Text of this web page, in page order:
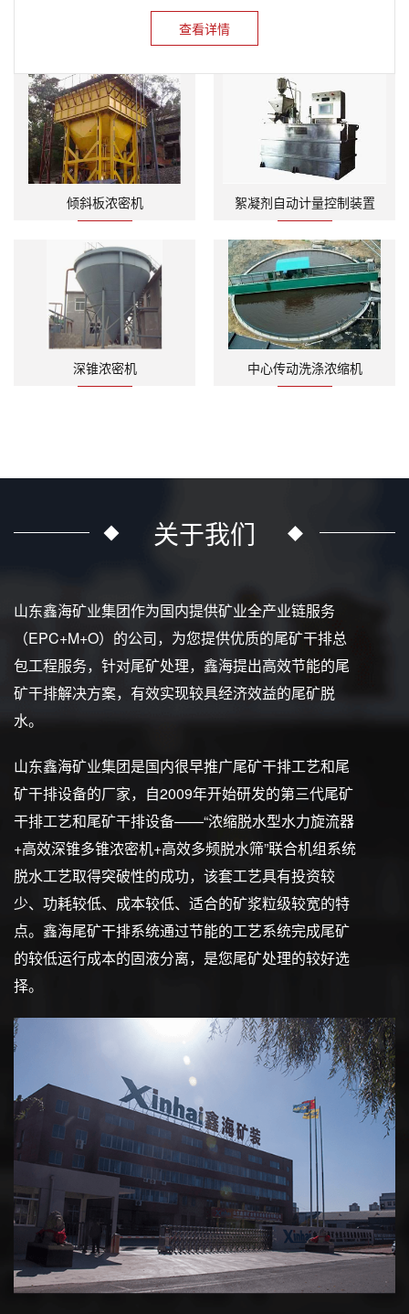
查看详情
倾斜板浓密机
深锥浓密机
絮凝剂自动计量控制装置
中心传动洗涤浓缩机
关于我们
山东鑫海矿业集团作为国内提供矿业全产业链服务
（EPC+M+O）的公司，为您提供优质的尾矿干排总
包工程服务，针对尾矿处理，鑫海提出高效节能的尾
矿干排解决方案，有效实现较具经济效益的尾矿脱
水。
山东鑫海矿业集团是国内很早推广尾矿干排工艺和尾
矿干排设备的厂家，自2009年开始研发的第三代尾矿
干排工艺和尾矿干排设备——“浓缩脱水型水力旋流器
+高效深锥多锥浓密机+高效多频脱水筛”联合机组系统
脱水工艺取得突破性的成功，该套工艺具有投资较
少、功耗较低、成本较低、适合的矿浆粒级较宽的特
点。鑫海尾矿干排系统通过节能的工艺系统完成尾矿
的较低运行成本的固液分离，是您尾矿处理的较好选
择。